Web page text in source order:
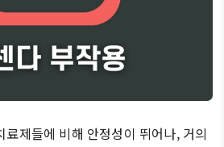
료제들에 비해 안정성이 뛰어나, 거의